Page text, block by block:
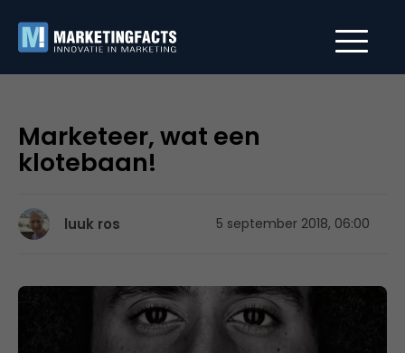
Marketeer, wat een
klotebaan!
luuk ros 5 september 2018, 06:00